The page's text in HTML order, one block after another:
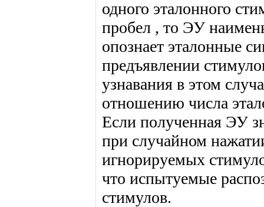
одного эталонного
пробел , то ЭУ
опознает эталонные
предъявлении
узнавания в этом
отношению числа
Если полученная ЭУ
при случайном
игнорируемых
что испытуемые
стимулов.